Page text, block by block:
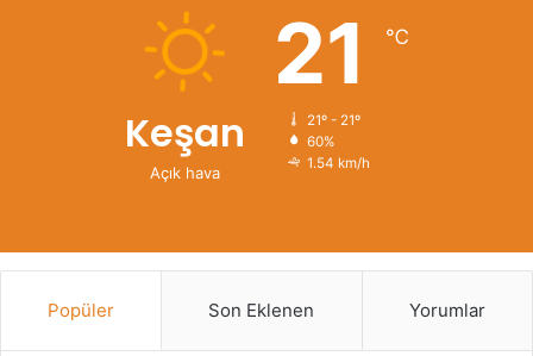
Keşan
Açık hava
21 ℃
21º - 21º
60%
1.54 km/h
Popüler Son Eklenen Yorumlar